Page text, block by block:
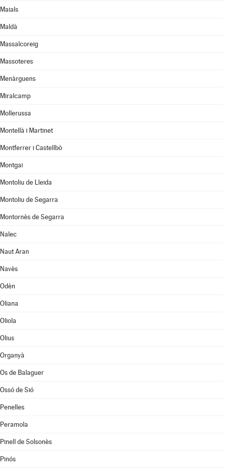
Maials
Maldà
Massalcoreig
Massoteres
Menàrguens
Miralcamp
Mollerussa
Montellà i Martinet
Montferrer i Castellbò
Montgai
Montoliu de Lleida
Montoliu de Segarra
Montornès de Segarra
Nalec
Naut Aran
Navès
Odèn
Oliana
Oliola
Olius
Organyà
Os de Balaguer
Ossó de Sió
Penelles
Peramola
Pinell de Solsonès
Pinós